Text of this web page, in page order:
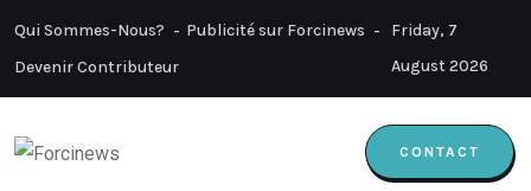
Qui Sommes-Nous?
Publicité sur Forcinews
Devenir Contributeur
Friday, 7
August 2026
CONTACT